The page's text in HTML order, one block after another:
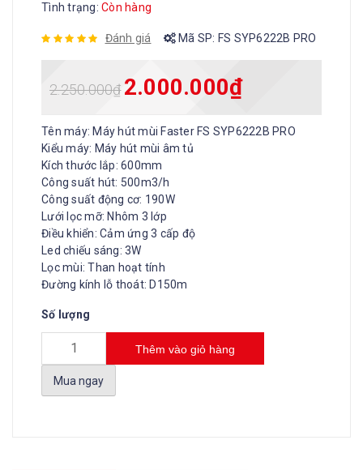
Tình trạng: Còn hàng
Đánh giá Mã SP: FS SYP6222B PRO
2.250.000₫ 2.000.000₫
Tên máy: Máy hút mùi Faster FS SYP6222B PRO
Kiểu máy: Máy hút mùi âm tủ
Kích thước lắp: 600mm
Công suất hút: 500m3/h
Công suất động cơ: 190W
Lưới lọc mỡ: Nhôm 3 lớp
Điều khiển: Cảm ứng 3 cấp độ
Led chiếu sáng: 3W
Lọc mùi: Than hoạt tính
Đường kính lỗ thoát: D150m
Số lượng
Thêm vào giỏ hàng
Mua ngay